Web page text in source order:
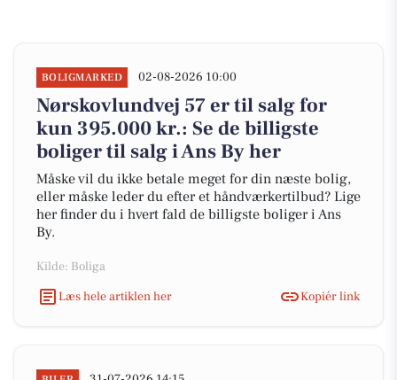
BOLIGMARKED 02-08-2026 10:00
Nørskovlundvej 57 er til salg for
kun 395.000 kr.: Se de billigste
boliger til salg i Ans By her
Måske vil du ikke betale meget for din næste bolig,
eller måske leder du efter et håndværkertilbud? Lige
her finder du i hvert fald de billigste boliger i Ans
By.
Kilde: Boliga
Læs hele artiklen her
Kopiér link